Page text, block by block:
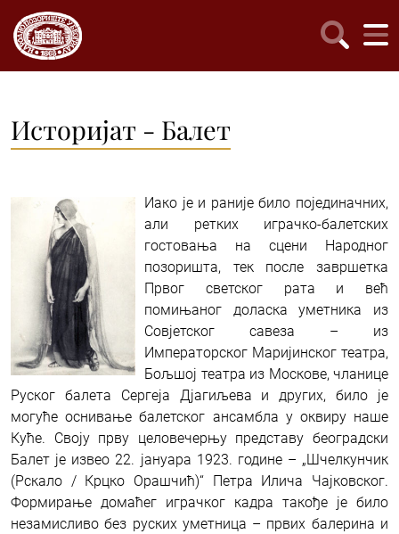
Историјат - Балет
Иако је и раније било појединачних,
али ретких играчко-балетских
гостовања на сцени Народног
позоришта, тек после завршетка
Првог светског рата и већ
помињаног доласка уметника из
Совјетског савеза – из
Императорског Маријинског театра,
Бољшој театра из Москове, чланице
Руског балета Сергеја Дјагиљева и других, било је
могуће оснивање балетског ансамбла у оквиру наше
Куће. Своју прву целовечерњу представу београдски
Балет је извео 22. јануара 1923. године – „Шчелкунчик
(Рскало / Крцко Орашчић)“ Петра Илича Чајковског.
Формирање домаћег играчког кадра такође је било
незамисливо без руских уметница – првих балерина и